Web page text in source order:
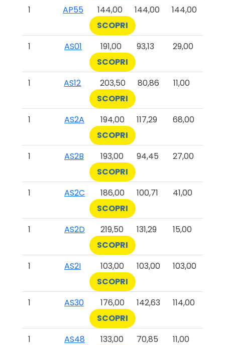
1
AP55 144,00 144,00
144,00
SCOPRI
1
AS01 191,00 93,13
29,00
SCOPRI
1
AS12 203,50 80,86
11,00
SCOPRI
1
AS2A 194,00 117,29
68,00
SCOPRI
1
AS2B 193,00 94,45
27,00
SCOPRI
1
AS2C 186,00 100,71
41,00
SCOPRI
1
AS2D 219,50 131,29
15,00
SCOPRI
1
AS2I 103,00 103,00
103,00
SCOPRI
1
AS30 176,00 142,63
114,00
SCOPRI
1
AS48 133,00 70,85
11,00